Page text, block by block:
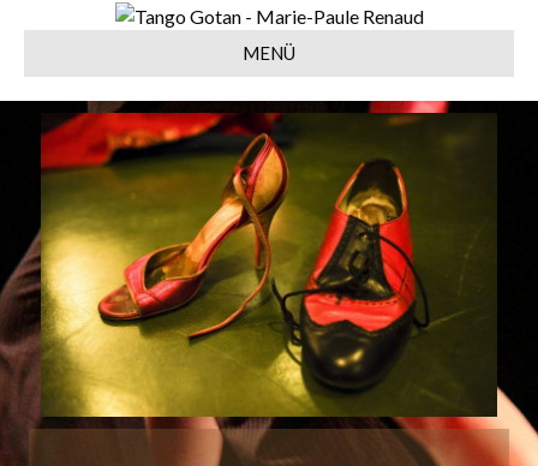
MENÜ